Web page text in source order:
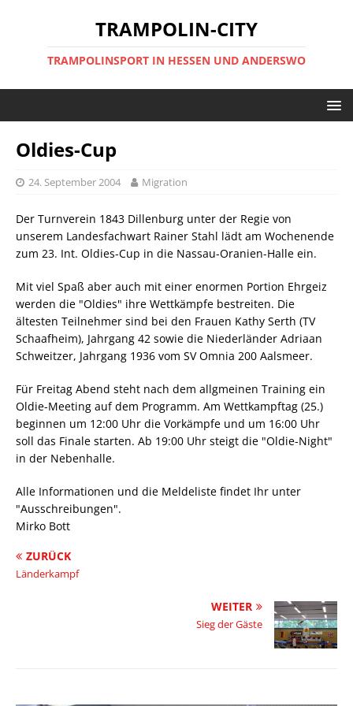
TRAMPOLIN-CITY
TRAMPOLINSPORT IN HESSEN UND ANDERSWO
Oldies-Cup
24. September 2004 Migration
Der Turnverein 1843 Dillenburg unter der Regie von
unserem Landesfachwart Rainer Stahl lädt am Wochenende
zum 23. Int. Oldies-Cup in die Nassau-Oranien-Halle ein.
Mit viel Spaß aber auch mit einer enormen Portion Ehrgeiz
werden die "Oldies" ihre Wettkämpfe bestreiten. Die
ältesten Teilnehmer sind bei den Frauen Kathy Serth (TV
Schaafheim), Jahrgang 42 sowie die Niederländer Adriaan
Schweitzer, Jahrgang 1936 vom SV Omnia 200 Aalsmeer.
Für Freitag Abend steht nach dem allgmeinen Training ein
Oldie-Meeting auf dem Programm. Am Wettkampftag (25.)
beginnen um 12:00 Uhr die Vorkämpfe und um 16:00 Uhr
soll das Finale starten. Ab 19:00 Uhr steigt die "Oldie-Night"
in der Nebenhalle.
Alle Informationen und die Meldeliste findet Ihr unter
"Ausschreibungen".
Mirko Bott
ZURÜCK
Länderkampf
WEITER
Sieg der Gäste